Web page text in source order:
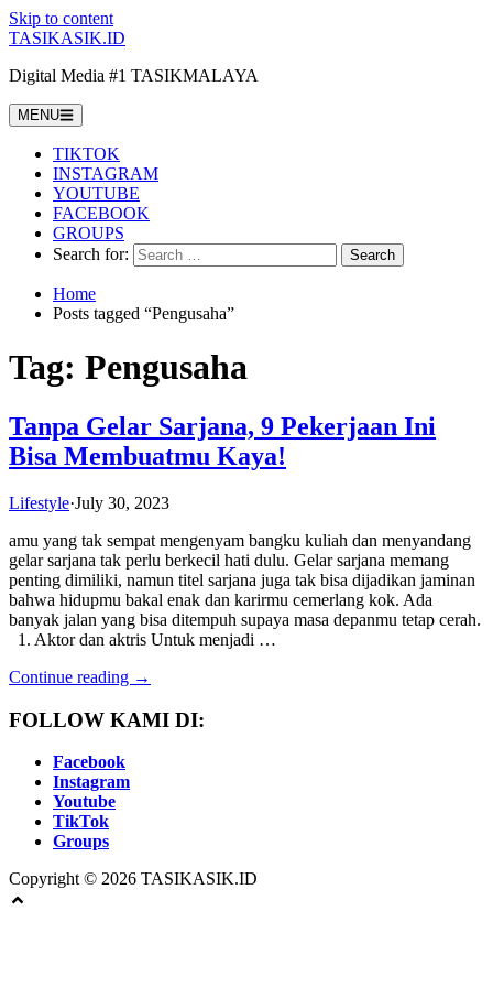
Skip to content
TASIKASIK.ID
Digital Media #1 TASIKMALAYA
MENU
TIKTOK
INSTAGRAM
YOUTUBE
FACEBOOK
GROUPS
Search for:
Home
Posts tagged “Pengusaha”
Tag: Pengusaha
Tanpa Gelar Sarjana, 9 Pekerjaan Ini
Bisa Membuatmu Kaya!
Lifestyle·July 30, 2023
amu yang tak sempat mengenyam bangku kuliah dan menyandang
gelar sarjana tak perlu berkecil hati dulu. Gelar sarjana memang
penting dimiliki, namun titel sarjana juga tak bisa dijadikan jaminan
bahwa hidupmu bakal enak dan karirmu cemerlang kok. Ada
banyak jalan yang bisa ditempuh supaya masa depanmu tetap cerah.
1. Aktor dan aktris Untuk menjadi …
Continue reading →
FOLLOW KAMI DI:
Facebook
Instagram
Youtube
TikTok
Groups
Copyright © 2026 TASIKASIK.ID